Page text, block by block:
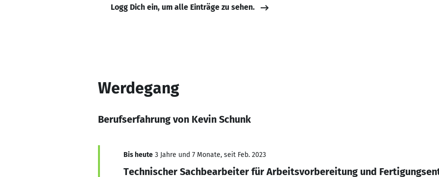
Logg Dich ein, um alle Einträge zu sehen.
Werdegang
Berufserfahrung von Kevin Schunk
Bis heute 3 Jahre und 7 Monate, seit Feb. 2023
Technischer Sachbearbeiter für Arbeitsvorbereitung und